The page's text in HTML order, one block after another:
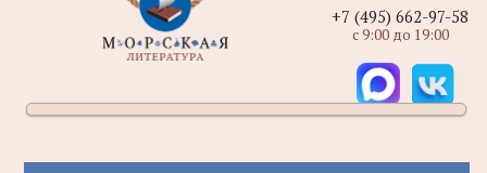
+7 (495) 662-97-58
с 9:00 до 19:00